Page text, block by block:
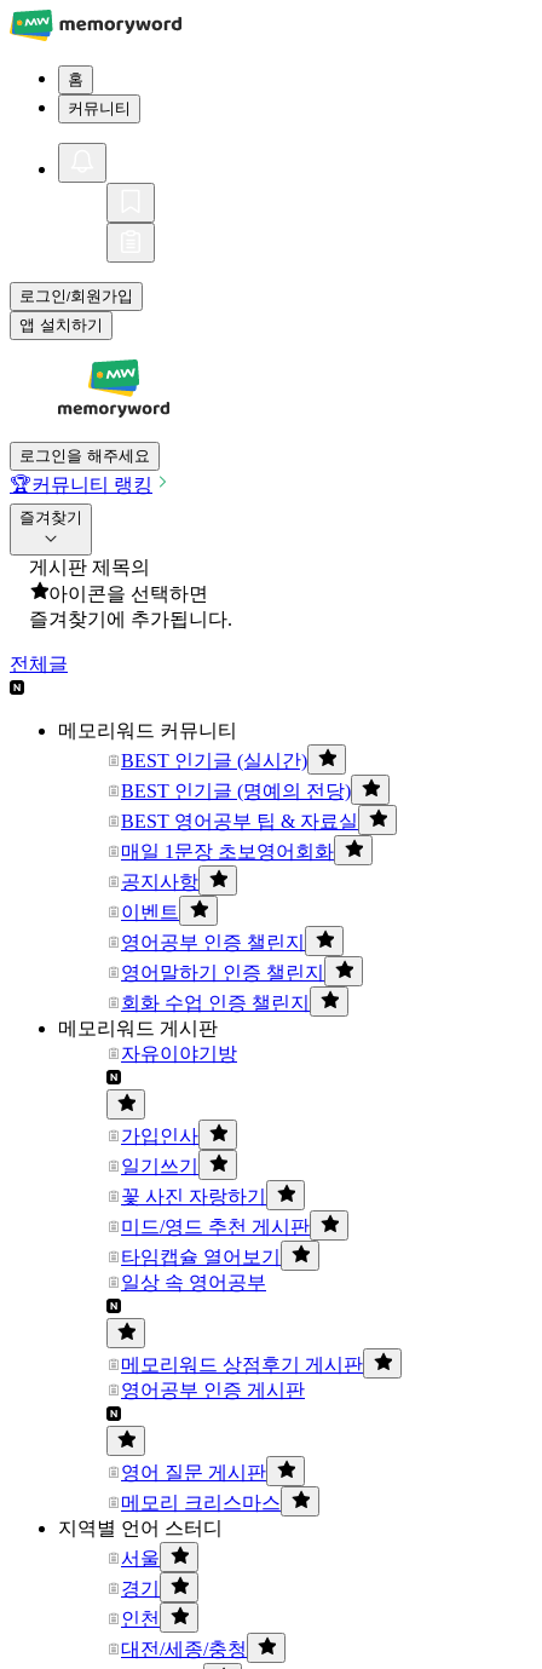
홈
커뮤니티
로그인/회원가입
앱 설치하기
로그인을 해주세요
🏆커뮤니티 랭킹
즐겨찾기
게시판 제목의
아이콘을 선택하면
즐겨찾기에 추가됩니다.
전체글
메모리워드 커뮤니티
BEST 인기글 (실시간)
BEST 인기글 (명예의 전당)
BEST 영어공부 팁 & 자료실
매일 1문장 초보영어회화
공지사항
이벤트
영어공부 인증 챌린지
영어말하기 인증 챌린지
회화 수업 인증 챌린지
메모리워드 게시판
자유이야기방
가입인사
일기쓰기
꽃 사진 자랑하기
미드/영드 추천 게시판
타임캡슐 열어보기
일상 속 영어공부
메모리워드 상점후기 게시판
영어공부 인증 게시판
영어 질문 게시판
메모리 크리스마스
지역별 언어 스터디
서울
경기
인천
대전/세종/충청